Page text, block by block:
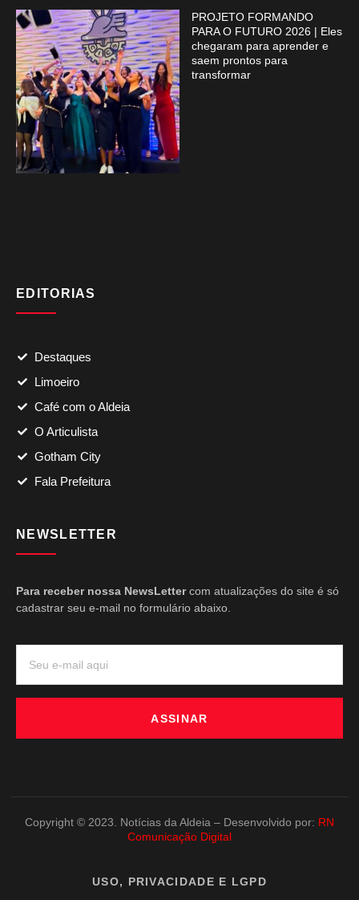
PROJETO FORMANDO
PARA O FUTURO 2026 | Eles
chegaram para aprender e
saem prontos para
transformar
EDITORIAS
Destaques
Limoeiro
Café com o Aldeia
O Articulista
Gotham City
Fala Prefeitura
NEWSLETTER
Para receber nossa NewsLettercom atualizações do site é só
cadastrar seu e-mail no formulário abaixo.
ASSINAR
Copyright © 2023. Notícias da Aldeia – Desenvolvido por: RN
Comunicação Digital
USO, PRIVACIDADE E LGPD